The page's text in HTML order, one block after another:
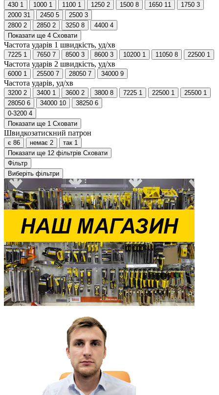
430 1 1000 1 1100 1 1250 2 1500 8 1650 11 1750 3
2000 31 2450 5 2500 3
2800 2 2850 2 3250 8 4400 4
Показати ще 4 Сховати
Частота ударів 1 швидкість, уд/хв
7225 1 7650 7 8500 3 8600 3 10200 1 11050 8 22500 1
Частота ударів 2 швидкість, уд/хв
6000 1 25500 7 28050 7 34000 9
Частота ударів, уд/хв
3200 2 3400 1 3600 2 3800 8 7225 1 22500 1 25500 1
28050 6 34000 10 38250 6
0-3200 4
Показати ще 1 Сховати
Швидкозатискний патрон
є 86 немає 2 так 1
Показати ще 12 фільтрів Сховати
Фільтр
Виберіть фільтри